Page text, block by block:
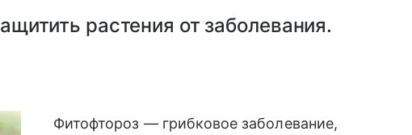
растения от заболевания.
Фитофтороз — грибковое заболевание,